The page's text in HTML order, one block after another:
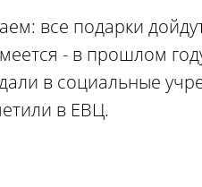
все подарки
- в прошлом
в социальные
в ЕВЦ.